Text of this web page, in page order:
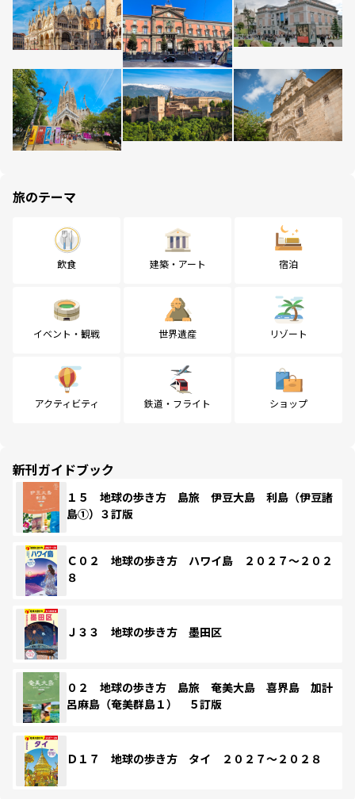
旅のテーマ
飲食 建築・アート 宿泊
イベント・観戦 世界遺産 リゾート
アクティビティ 鉄道・フライト ショップ
新刊ガイドブック
１５ 地球の歩き方 島旅 伊豆大島 利島（伊豆諸
島①）３訂版
Ｃ０２ 地球の歩き方 ハワイ島 ２０２７～２０２
８
Ｊ３３ 地球の歩き方 墨田区
０２ 地球の歩き方 島旅 奄美大島 喜界島 加計
呂麻島（奄美群島１） ５訂版
Ｄ１７ 地球の歩き方 タイ ２０２７～２０２８